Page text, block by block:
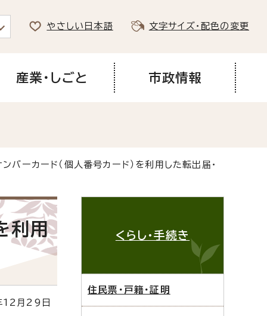
やさしい日本語 文字サイズ・配色の変更
産業・しごと 市政情報
バーカード（個人番号カード）を利用した転出届・
利用
月29日
くらし・手続き
住民票・戸籍・証明